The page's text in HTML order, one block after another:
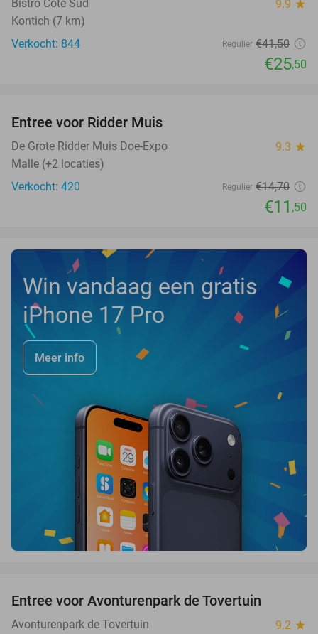
Bistro Côté Sud 9.9 star
Kontich (7 km)
Verkocht: 844
Regulier €41,50
€25,50
Entree voor Ridder Muis
De Grote Ridder Muis Doe-Expo 9.3 star
Malle (+2 locaties)
Verkocht: 420
Regulier €14,70
€11 ,50
Win vandaag een gratis
iPhone 17 Pro
Meer info
Entree voor Avonturenpark de Tovertuin
Avonturenpark de Tovertuin 9.2 star